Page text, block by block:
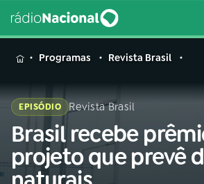
MENU
Buscar
na
Rádio
Nacional
Buscar
Programas Revista Brasil
EPISÓDIO Revista Brasil
Brasil recebe
projeto que prevê